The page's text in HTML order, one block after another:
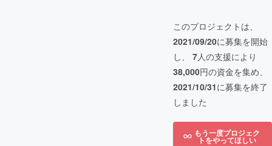
このプロジェクトは、
2021/09/20に募集を開始
し、 7人の支援により
38,000円の資金を集め、
2021/10/31に募集を終了
しました
もう一度プロジェク
トをやってほしい